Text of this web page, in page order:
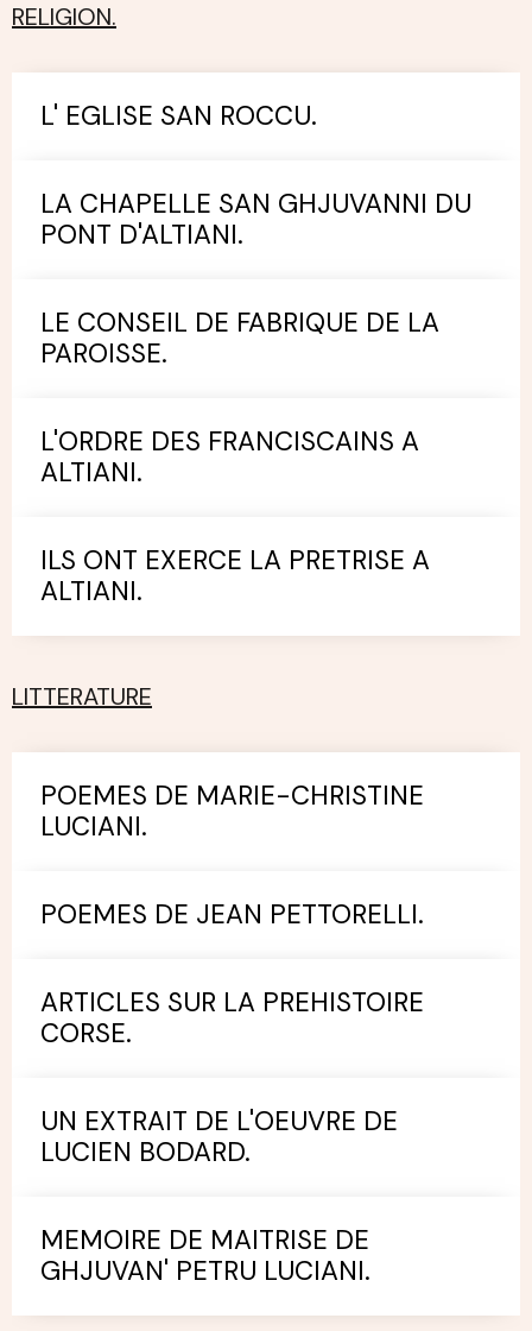
RELIGION.
L' EGLISE SAN ROCCU.
LA CHAPELLE SAN GHJUVANNI DU
PONT D'ALTIANI.
LE CONSEIL DE FABRIQUE DE LA
PAROISSE.
L'ORDRE DES FRANCISCAINS A
ALTIANI.
ILS ONT EXERCE LA PRETRISE A
ALTIANI.
LITTERATURE
POEMES DE MARIE-CHRISTINE
LUCIANI.
POEMES DE JEAN PETTORELLI.
ARTICLES SUR LA PREHISTOIRE
CORSE.
UN EXTRAIT DE L'OEUVRE DE
LUCIEN BODARD.
MEMOIRE DE MAITRISE DE
GHJUVAN' PETRU LUCIANI.